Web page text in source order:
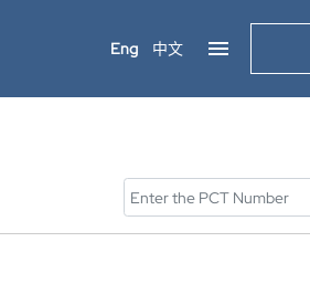
Eng 中文